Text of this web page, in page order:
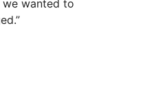
we wanted to